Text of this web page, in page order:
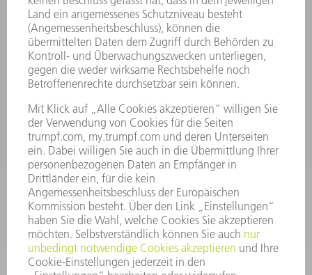
Allgemeine Geschäftsbedingungen
KONTAKT
Kundenbetreuung TRUMPF Werkzeugmaschinen
+49 7156 303 33222
Mo - Fr: 07:30 - 17:30 Uhr
Erweiterte Rufbereitschaft per Service App Mo - Fr:
06:30 - 20.00 Uhr Sa: 07:00 - 12:00 Uhr
Kundenbetreuung@trumpf.com
KONTAKT
Service TRUMPF Lasertechnik
+49 7156 303 37444
Mo - Fr: 07:30 - 18:00 Uhr
Additive Manufacturing 07:30 - 17:30 Uhr
spareparts.tld@trumpf.com